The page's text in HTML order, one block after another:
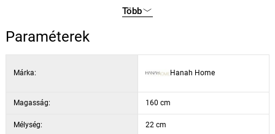
Időtálló megjelenése azt jelenti, hogy a következő években is
gazdagítani fogja a teret, így értékes befektetésnek bizonyul az
Szín: fehér
Több
Paraméterek
Márka: Hanah Home
Magasság: 160 cm
Mélység: 22 cm